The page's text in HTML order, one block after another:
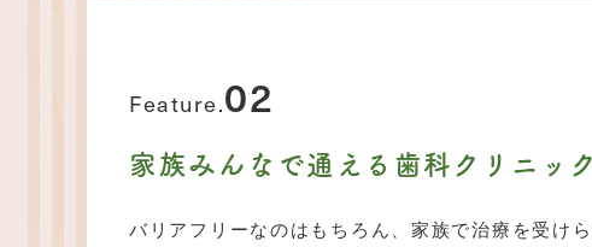
Feature.02
家族みんなで通える歯科クリニック
バリアフリーなのはもちろん、家族で治療を受け